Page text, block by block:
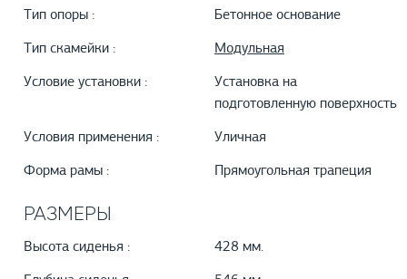
Тип опоры : Бетонное основание
Тип скамейки : Модульная
Условие установки :
Установка на
подготовленную поверхность
Условия применения : Уличная
Форма рамы : Прямоугольная трапеция
РАЗМЕРЫ
Высота сиденья : 428 мм.